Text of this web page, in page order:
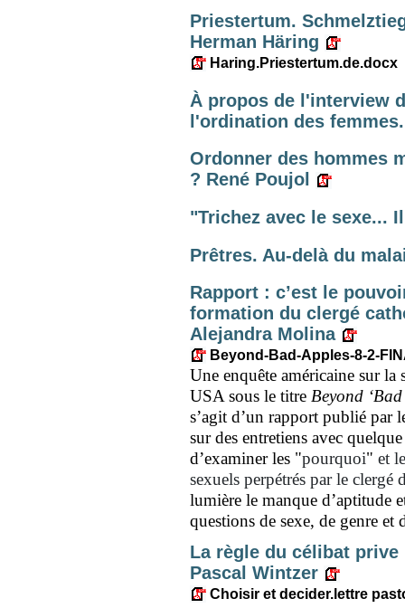
Priestertum.
Herman Häring
Haring.Priestertum.de.docx
À propos de l'interview
l'ordination des
Ordonner des hommes
? René Poujol
"Trichez avec le sexe...
Prêtres. Au-delà du
Rapport : c’est le
formation du clergé
Alejandra Molina
Beyond-Bad-Apples-8-2-
Une enquête américaine sur la
USA sous le titre Beyond
s’agit d’un rapport publié par
sur des entretiens avec
d’examiner les "pourquoi" et
sexuels perpétrés par le
lumière le manque d’aptitude
questions de sexe, de genre
La règle du célibat prive
Pascal Wintzer
Choisir et decider.lettre